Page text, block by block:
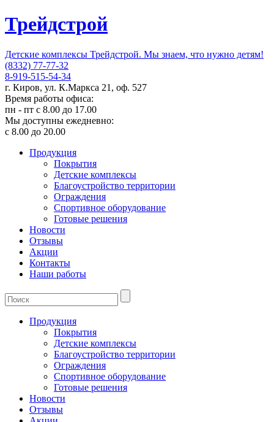
Трейдстрой
Детские комплексы Трейдстрой. Мы знаем, что нужно детям!
(8332) 77-77-32
8-919-515-54-34
г. Киров, ул. К.Маркса 21, оф. 527
Время работы офиса:
пн - пт с 8.00 до 17.00
Мы доступны ежедневно:
с 8.00 до 20.00
Продукция
Покрытия
Детские комплексы
Благоустройство территории
Ограждения
Спортивное оборудование
Готовые решения
Новости
Отзывы
Акции
Контакты
Наши работы
Продукция
Покрытия
Детские комплексы
Благоустройство территории
Ограждения
Спортивное оборудование
Готовые решения
Новости
Отзывы